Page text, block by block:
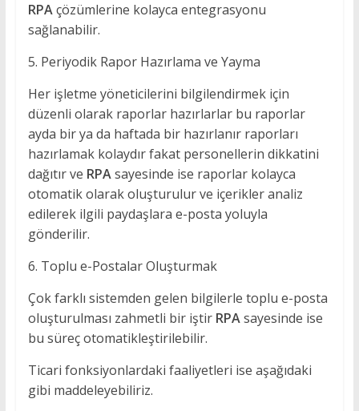
RPAçözümlerine kolayca entegrasyonu
sağlanabilir.
5. Periyodik Rapor Hazırlama ve Yayma
Her işletme yöneticilerini bilgilendirmek için
düzenli olarak raporlar hazırlarlar bu raporlar
ayda bir ya da haftada bir hazırlanır raporları
hazırlamak kolaydır fakat personellerin dikkatini
dağıtır ve RPAsayesinde ise raporlar kolayca
otomatik olarak oluşturulur ve içerikler analiz
edilerek ilgili paydaşlara e-posta yoluyla
gönderilir.
6. Toplu e-Postalar Oluşturmak
Çok farklı sistemden gelen bilgilerle toplu e-posta
oluşturulması zahmetli bir iştir RPAsayesinde ise
bu süreç otomatikleştirilebilir.
Ticari fonksiyonlardaki faaliyetleri ise aşağıdaki
gibi maddeleyebiliriz.